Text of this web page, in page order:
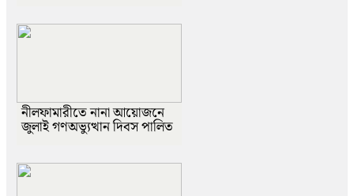
নীলফামারীতে নানা আয়োজনে
জুলাই গণঅভ্যুত্থান দিবস পালিত